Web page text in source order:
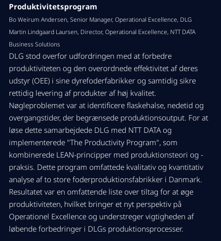
Produktivitetsprogram
Bo Weirum Andersen, Senior Manager, Operational Excellence, DLG
Martin Lindgaard Laursen, Director, Operational Excellence, NTT DATA
Business Solutions
DLG stod overfor udfordringen med at forbedre
produktiviteten og den overordnede effektivitet af deres
udstyr (OEE) i sine dyrefoderfabrikker og samtidig sikre
rettidig levering af produkter af høj kvalitet.
Nøgleproblemet var at identificere flaskehalse, nedetid og
overgangstider, der begrænsede produktionsoutput. For at
løse dette samarbejdede DLG med NTT DATA og
implementerede "The Productivity Program", som
kombinerede LEAN-principper med produktionsteori og -
praksis. Dette program omfattede kvalitativ og kvantitativ
analyse af to store foderproduktionsfabrikker i Danmark.
Resultatet var en omfattende liste over tiltag for at øge
produktiviteten, hvilket bringer et nyt perspektiv på
Operationel Excellence og understreger vigtigheden af
løbende forbedringer i DLGs produktionsprocesser.